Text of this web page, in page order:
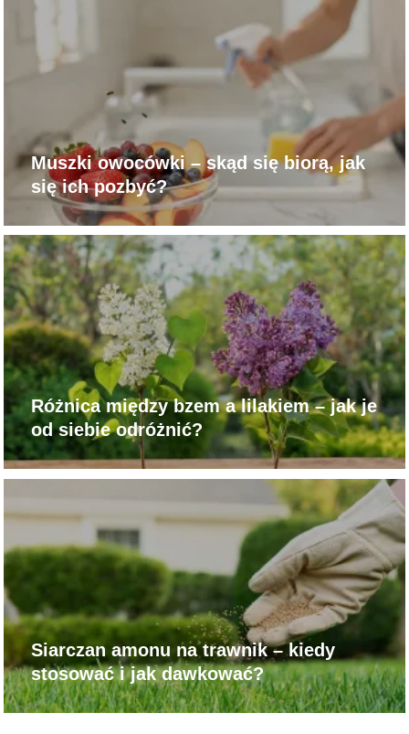
Muszki owocówki – skąd się biorą, jak
się ich pozbyć?
Różnica między bzem a lilakiem – jak je
od siebie odróżnić?
Siarczan amonu na trawnik – kiedy
stosować i jak dawkować?